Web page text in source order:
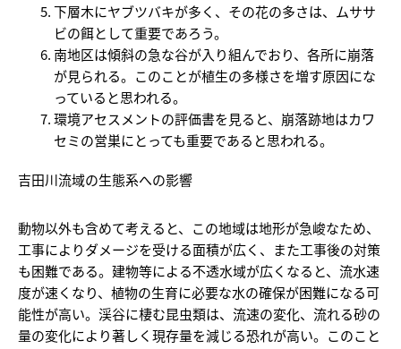
下層木にヤブツバキが多く、その花の多さは、ムササ
ビの餌として重要であろう。
南地区は傾斜の急な谷が入り組んでおり、各所に崩落
が見られる。このことが植生の多様さを増す原因にな
っていると思われる。
環境アセスメントの評価書を見ると、崩落跡地はカワ
セミの営巣にとっても重要であると思われる。
吉田川流域の生態系への影響
動物以外も含めて考えると、この地域は地形が急峻なため、
工事によりダメージを受ける面積が広く、また工事後の対策
も困難である。建物等による不透水域が広くなると、流水速
度が速くなり、植物の生育に必要な水の確保が困難になる可
能性が高い。渓谷に棲む昆虫類は、流速の変化、流れる砂の
量の変化により著しく現存量を減じる恐れが高い。このこと